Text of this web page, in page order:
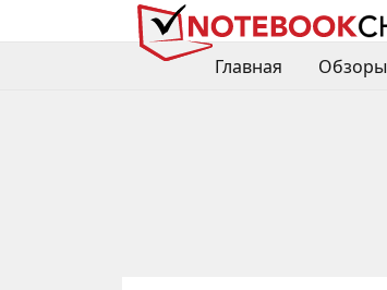
Главная
Обзоры